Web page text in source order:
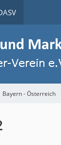
Bayern - Österreich